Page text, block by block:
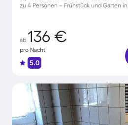
zu 4 Personen – Frühstück und Garten
ab 136 €
pro Nacht
5.0